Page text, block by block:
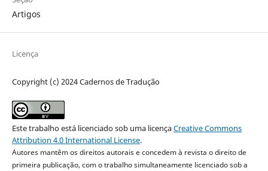
Artigos
Licença
Copyright (c) 2024 Cadernos de Tradução
Este trabalho está licenciado sob uma licençaCreative Commons
Attribution 4.0 International License.
Autores mantêm os direitos autorais e concedem à revista o direito de
primeira publicação, com o trabalho simultaneamente licenciado sob a